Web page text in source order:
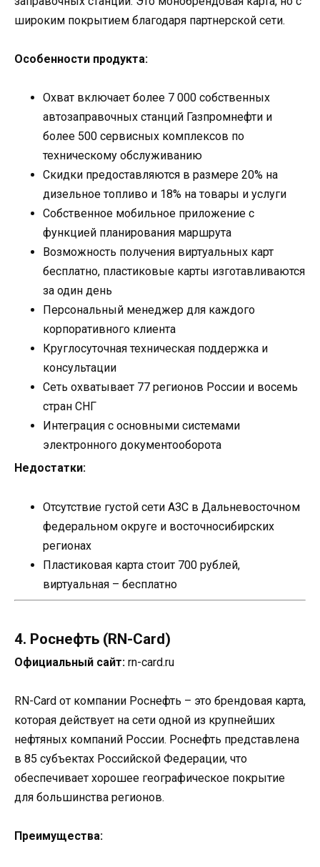
широким покрытием благодаря партнерской сети.
Особенности продукта:
Охват включает более 7 000 собственных
автозаправочных станций Газпромнефти и
более 500 сервисных комплексов по
техническому обслуживанию
Скидки предоставляются в размере 20% на
дизельное топливо и 18% на товары и услуги
Собственное мобильное приложение с
функцией планирования маршрута
Возможность получения виртуальных карт
бесплатно, пластиковые карты изготавливаются
за один день
Персональный менеджер для каждого
корпоративного клиента
Круглосуточная техническая поддержка и
консультации
Сеть охватывает 77 регионов России и восемь
стран СНГ
Интеграция с основными системами
электронного документооборота
Недостатки:
Отсутствие густой сети АЗС в Дальневосточном
федеральном округе и восточносибирских
регионах
Пластиковая карта стоит 700 рублей,
виртуальная – бесплатно
4. Роснефть (RN-Card)
Официальный сайт: rn-card.ru
RN-Card от компании Роснефть – это брендовая карта,
которая действует на сети одной из крупнейших
нефтяных компаний России. Роснефть представлена
в 85 субъектах Российской Федерации, что
обеспечивает хорошее географическое покрытие
для большинства регионов.
Преимущества: